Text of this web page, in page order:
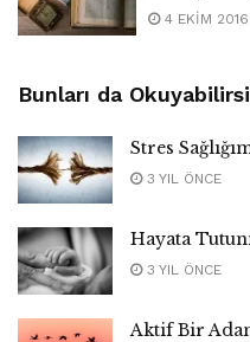
4 EKIM 2016
Bunları da
Stres
3 YIL ÖNCE
Hayata
3 YIL ÖNCE
Aktif Bir